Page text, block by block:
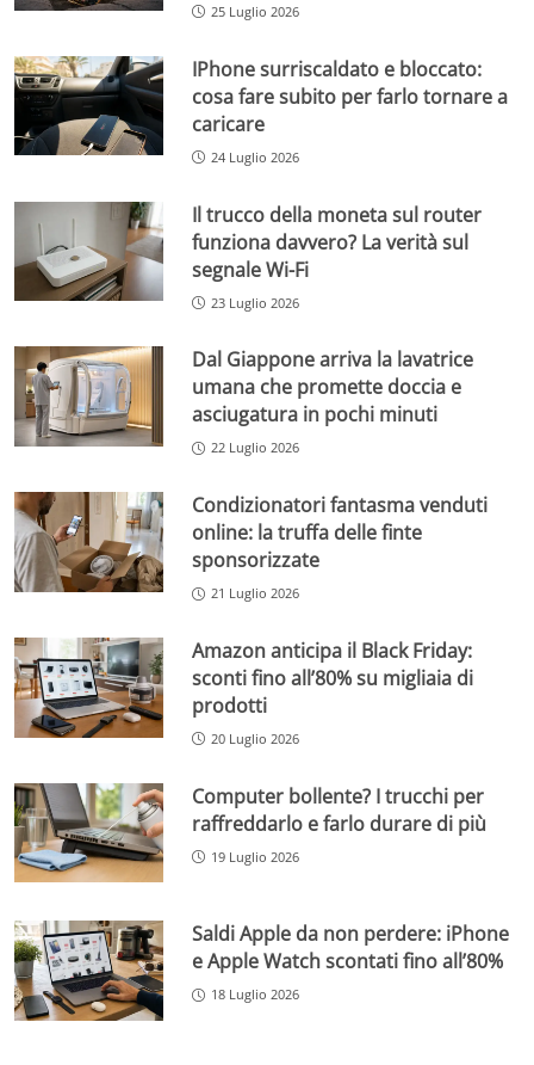
25 Luglio 2026
IPhone surriscaldato e bloccato:
cosa fare subito per farlo tornare a
caricare
24 Luglio 2026
Il trucco della moneta sul router
funziona davvero? La verità sul
segnale Wi-Fi
23 Luglio 2026
Dal Giappone arriva la lavatrice
umana che promette doccia e
asciugatura in pochi minuti
22 Luglio 2026
Condizionatori fantasma venduti
online: la truffa delle finte
sponsorizzate
21 Luglio 2026
Amazon anticipa il Black Friday:
sconti fino all’80% su migliaia di
prodotti
20 Luglio 2026
Computer bollente? I trucchi per
raffreddarlo e farlo durare di più
19 Luglio 2026
Saldi Apple da non perdere: iPhone
e Apple Watch scontati fino all’80%
18 Luglio 2026